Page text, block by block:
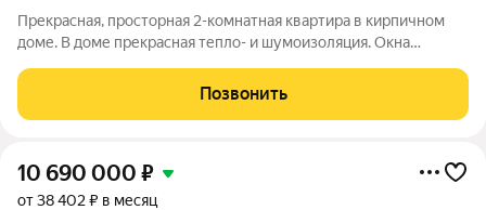
Прекрасная, просторная 2-комнатная квартира в кирпичном
доме. В доме прекрасная тепло- и шумоизоляция. Окна
дома расположен д/с "Веснушка", через дорогу в 5 минутах
хотьбы - д/с "Фестивальный",
Позвонить
10 690 000 ₽
от 38 402 ₽ в месяц